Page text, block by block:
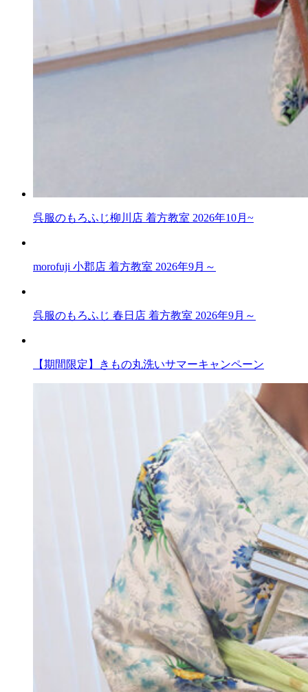
呉服のもろふじ柳川店 着方教室 2026年10月~
morofuji 小郡店 着方教室 2026年9月～
呉服のもろふじ 春日店 着方教室 2026年9月～
【期間限定】きもの丸洗いサマーキャンペーン